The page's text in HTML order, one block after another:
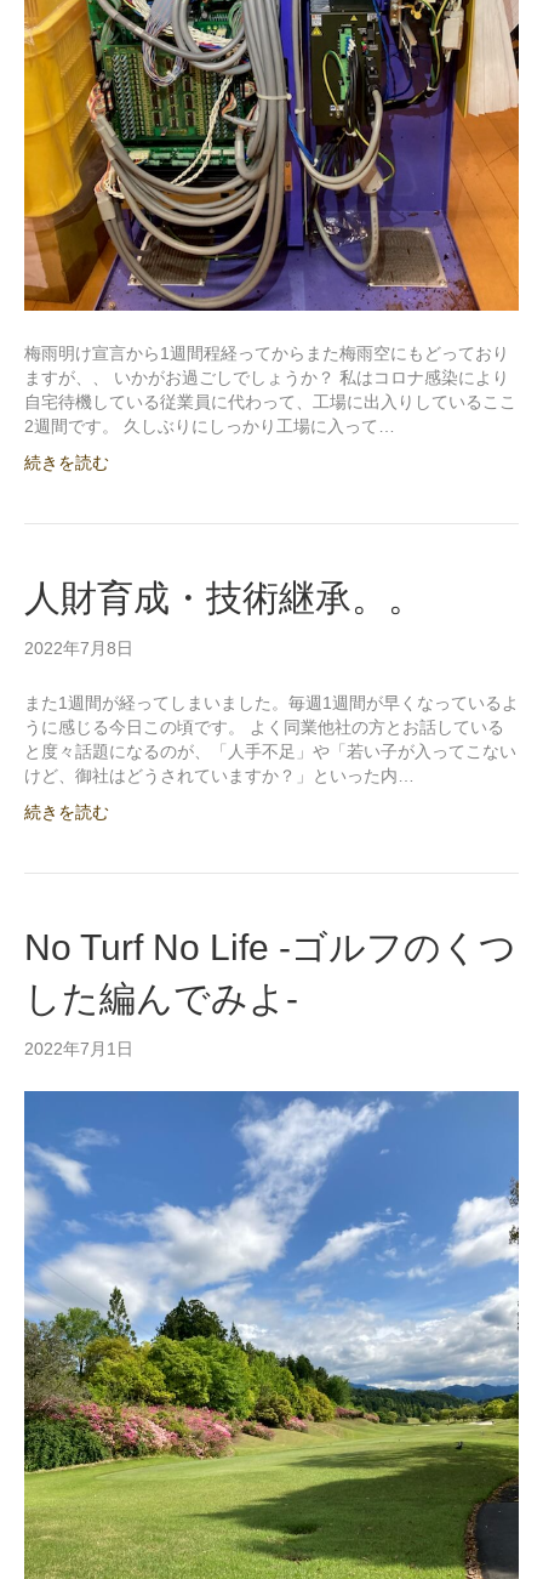
梅雨明け宣言から1週間程経ってからまた梅雨空にもどっており
ますが、、 いかがお過ごしでしょうか？ 私はコロナ感染により
自宅待機している従業員に代わって、工場に出入りしているここ
2週間です。 久しぶりにしっかり工場に入って…
続きを読む
人財育成・技術継承。。
2022年7月8日
また1週間が経ってしまいました。毎週1週間が早くなっているよ
うに感じる今日この頃です。 よく同業他社の方とお話している
と度々話題になるのが、「人手不足」や「若い子が入ってこない
けど、御社はどうされていますか？」といった内…
続きを読む
No Turf No Life -ゴルフのくつ
した編んでみよ-
2022年7月1日